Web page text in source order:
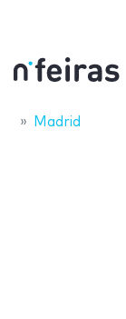
Madrid